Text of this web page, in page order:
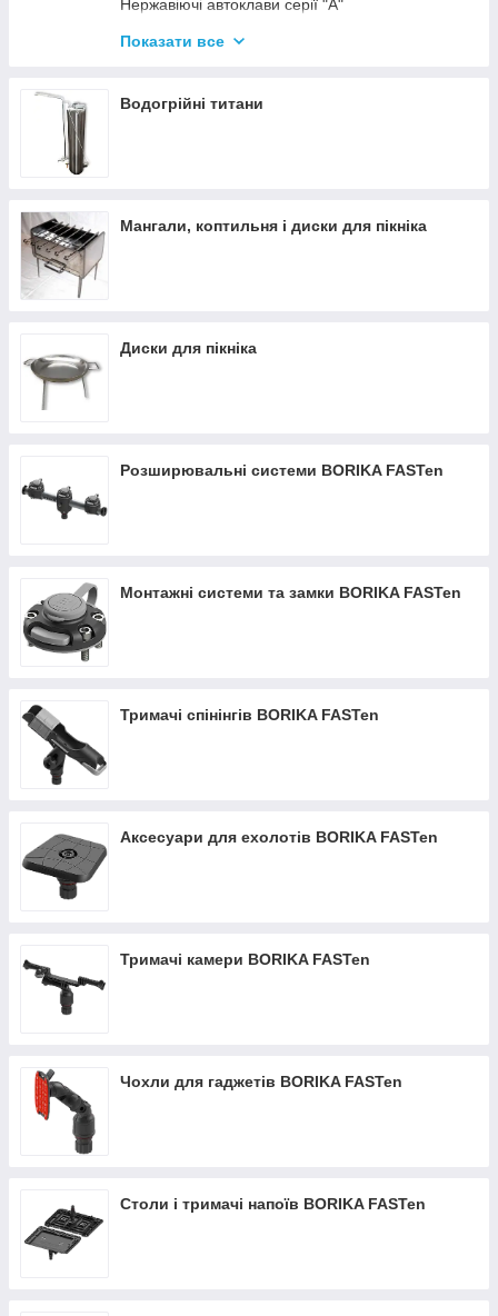
Нержавіючі автоклави серії "А"
Промислові автоклави
Комплектуючі для автоклавів
Показати все
Водогрійні титани
Мангали, коптильня і диски для пікніка
Диски для пікніка
Розширювальні системи BORIKA FASTen
Монтажні системи та замки BORIKA FASTen
Тримачі спінінгів BORIKA FASTen
Аксесуари для ехолотів BORIKA FASTen
Тримачі камери BORIKA FASTen
Чохли для гаджетів BORIKA FASTen
Столи і тримачі напоїв BORIKA FASTen